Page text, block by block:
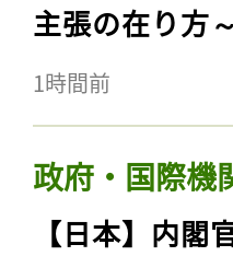
主張の在り方～
1時間前
政府・国際機
【日本】内